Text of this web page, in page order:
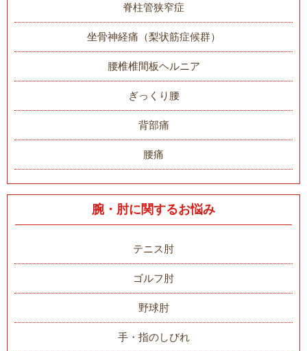
脊柱管狭窄症
坐骨神経痛（梨状筋症候群）
腰椎椎間板ヘルニア
ぎっくり腰
背部痛
腰痛
腕・肘に関するお悩み
テニス肘
ゴルフ肘
野球肘
手・指のしびれ